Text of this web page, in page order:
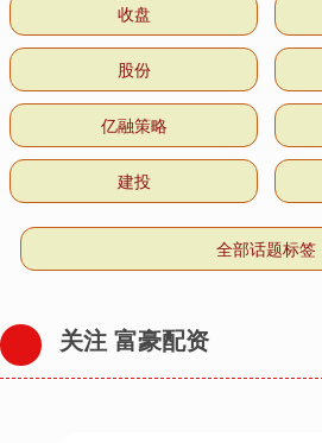
收盘
股份
亿融策略
建投
全部话题标签
关注 富豪配资